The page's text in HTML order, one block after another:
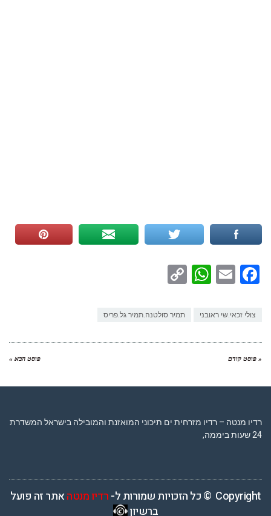
Facebook
Email
WhatsApp
צולי זכאי.שי ראובני תמיר סולטנה.תמיר גל.פריס
« פוסט קודם פוסט הבא »
רדיו מנטה – רדיו מזרחית ים תיכוני המואזנת והמובילה בישראל המשדרת
24 שעות ביממה,
Copyright © כל הזכויות שמורות ל- רדיו מנטהאתר זה פועל
ברשיון